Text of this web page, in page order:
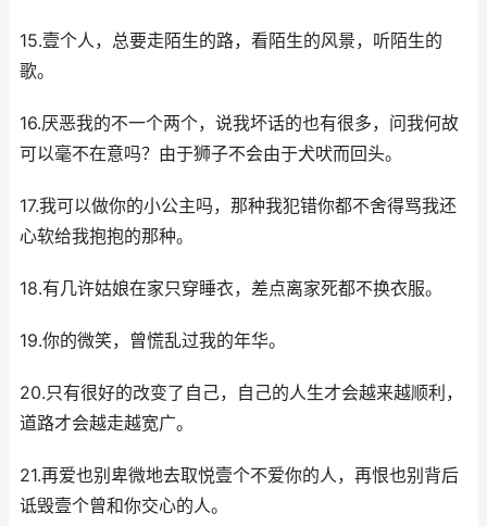
15.壹个人，总要走陌生的路，看陌生的风景，听陌生的
歌。
16.厌恶我的不一个两个，说我坏话的也有很多，问我何故
可以毫不在意吗？由于狮子不会由于犬吠而回头。
17.我可以做你的小公主吗，那种我犯错你都不舍得骂我还
心软给我抱抱的那种。
18.有几许姑娘在家只穿睡衣，差点离家死都不换衣服。
19.你的微笑，曾慌乱过我的年华。
20.只有很好的改变了自己，自己的人生才会越来越顺利，
道路才会越走越宽广。
21.再爱也别卑微地去取悦壹个不爱你的人，再恨也别背后
诋毁壹个曾和你交心的人。